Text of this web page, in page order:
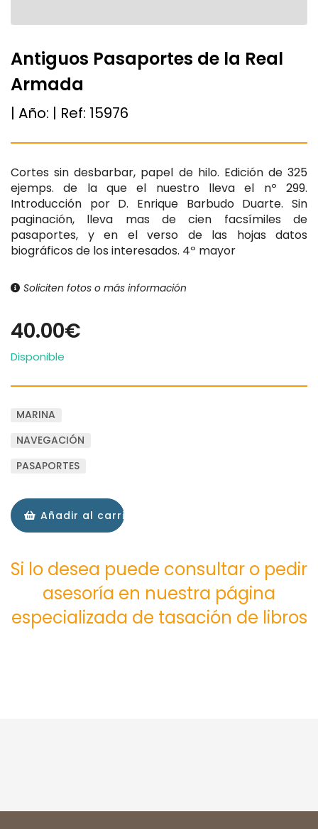
Antiguos Pasaportes de la Real
Armada
| Año: | Ref: 15976
Cortes sin desbarbar, papel de hilo. Edición de 325
ejemps. de la que el nuestro lleva el nº 299.
Introducción por D. Enrique Barbudo Duarte. Sin
paginación, lleva mas de cien facsímiles de
pasaportes, y en el verso de las hojas datos
biográficos de los interesados. 4º mayor
Soliciten fotos o más información
40.00€
Disponible
MARINA
NAVEGACIÓN
PASAPORTES
Añadir al carrito
Si lo desea puede consultar o pedir
asesoría en nuestra página
especializada de tasación de libros